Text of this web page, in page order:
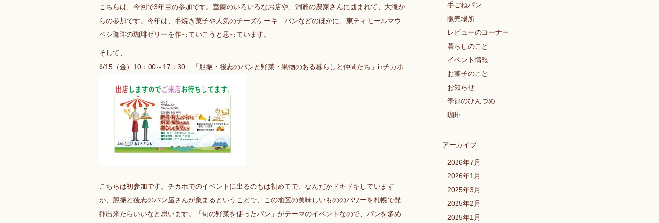
こちらは、今回で3年目の参加です。室蘭のいろいろなお店や、洞爺の農家さんに囲まれて、大滝か
らの参加です。今年は、手焼き菓子や人気のチーズケーキ、パンなどのほかに、東ティモールマウ
ベシ珈琲の珈琲ゼリーを作っていこうと思っています。
そして、
6/15（金）10：00～17：30 「胆振・後志のパンと野菜・果物のある暮らしと仲間たち」inチカホ
こちらは初参加です。チカホでのイベントに出るのもは初めてで、なんだかドキドキしています
が、胆振と後志のパン屋さんが集まるということで、この地区の美味しいもののパワーを札幌で発
揮出来たらいいなと思います。「旬の野菜を使ったパン」がテーマのイベントなので、パンを多め
手ごねパン
販売場所
レビューのコーナー
暮らしのこと
イベント情報
お菓子のこと
お知らせ
季節のびんづめ
珈琲
アーカイブ
2026年7月
2026年1月
2025年3月
2025年2月
2025年1月